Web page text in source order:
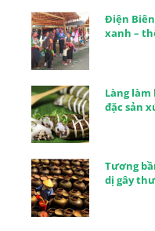
Điện
xanh –
Làng
đặc sản
Tương
dị gây